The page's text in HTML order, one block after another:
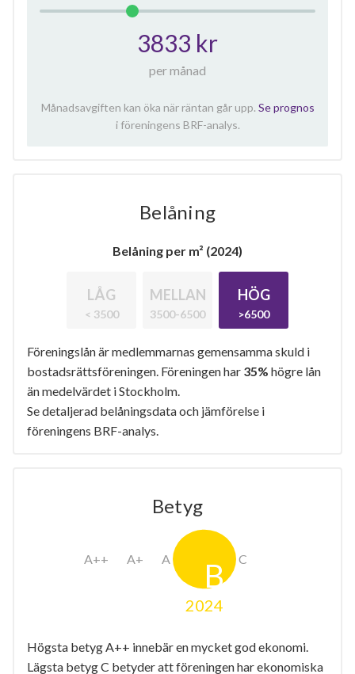
3833 kr
per månad
Månadsavgiften kan öka när räntan går upp. Se prognos
i föreningens BRF-analys.
Belåning
Belåning per m² (2024)
LÅG
< 3500
MELLAN
3500-6500
HÖG
>6500
Föreningslån är medlemmarnas gemensamma skuld i
bostadsrättsföreningen. Föreningen har 35% högre lån
än medelvärdet i Stockholm.
Se detaljerad belåningsdata och jämförelse i
föreningens BRF-analys.
Betyg
2024
Högsta betyg A++ innebär en mycket god ekonomi.
Lägsta betyg C betyder att föreningen har ekonomiska